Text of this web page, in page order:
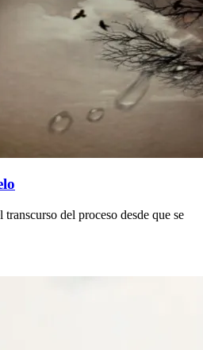
del proceso desde que se